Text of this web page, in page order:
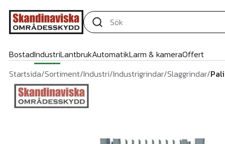
BostadIndustriLantbrukAutomatikLarm & kameraOffert
Startsida/Sortiment/Industri/Industrigrindar/Slaggrindar/